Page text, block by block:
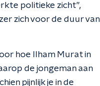
politieke zicht”,
zich voor de duur van
hoe Ilham Murat in
de jongeman aan
pijnlijk je in de